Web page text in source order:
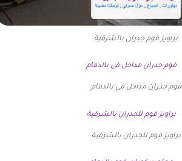
براويز فوم جدران بالشرقية
فوم جدران مداخل في بالدمام
براويز فوم للجدران بالشرقية